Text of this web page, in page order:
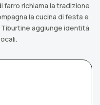
farro richiama la tradizione
la cucina di festa e
Tiburtine aggiunge identità